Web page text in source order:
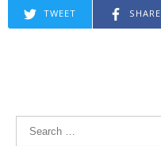
TWEET SHARE
Search